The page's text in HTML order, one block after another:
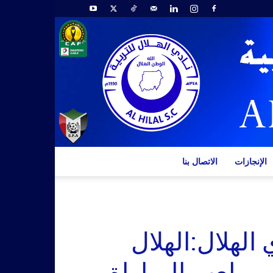
الاتصال بنا الإنجازات